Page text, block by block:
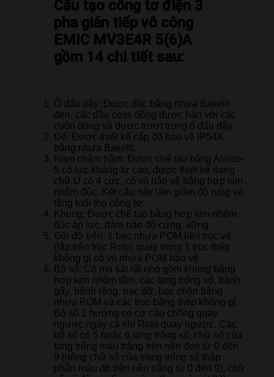
Cấu tạo công tơ điện 3
pha gián tiếp vô công
EMIC MV3E4R 5(6)A
gồm 14 chi tiết sau:
Ổ đấu dây: Được đúc bằng nhựa Bakelit
đen, các đầu coss đồng được hàn với các
cuộn dòng và được trượt trong ổ đấu dây.
Đế: Được thiết kế cấp độ bảo vệ IP54X
bằng nhựa Bakelit.
Nam châm hãm: Được chế tạo bằng Alnico-
5 có lực kháng từ cao, được thiết kế dạng
chữ U có 4 cực, có vỏ bảo vệ bằng hợp kim
nhôm đúc. Kết cấu này làm giảm độ rung và
tăng tuổi thọ công tơ.
Khung: Được chế tạo bằng hợp kim nhôm
đúc áp lực, đảm bảo độ cứng, vững.
Gối đỡ trên: 1 bạc nhựa POM liền trục vít
(lắp trên trục Roto) quay trong 1 trục thép
không gỉ có vỏ nhựa POM bảo vệ.
Bộ số: Có ma sát rất nhỏ gồm khung bằng
hợp kim nhôm tấm, các tang trống số, bánh
gẩy, bánh răng, bạc đỡ, bạc chặn bằng
nhựa POM và các trục bằng thép không gỉ.
Bộ số 1 hướng có cơ cấu chống quay
ngược ngay cả khi Roto quay ngược. Các
bộ số có 5 hoặc 6 tang trống số, chữ số của
tang trống màu trắng trên nền đen từ 0 đến
9 (riêng chữ số của trang trống số thập
phân màu đỏ trên nền trắng từ 0 đến 9), chữ